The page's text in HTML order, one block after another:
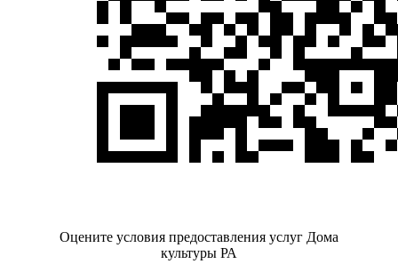
Оцените условия предоставления услуг Дома
культуры РА